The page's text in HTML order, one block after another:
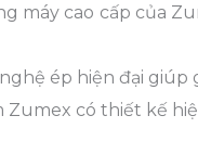
máy cao cấp của
ép hiện đại
Zumex có thiết kế